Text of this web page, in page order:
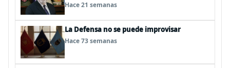
Hace 21 semanas
La Defensa no se puede improvisar
Hace 73 semanas